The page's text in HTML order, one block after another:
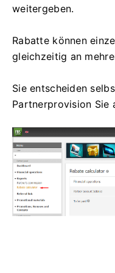
weitergeben.
Rabatte können
gleichzeitig an
Sie entscheiden
Partnerprovision Sie